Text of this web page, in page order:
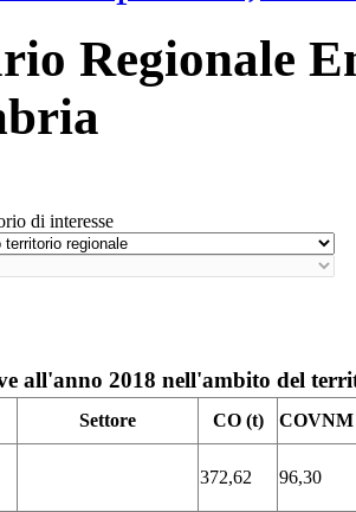
Regionale
di interesse
all'anno 2018 nell'ambito del
Settore CO (t)
COVNM
372,62 96,30